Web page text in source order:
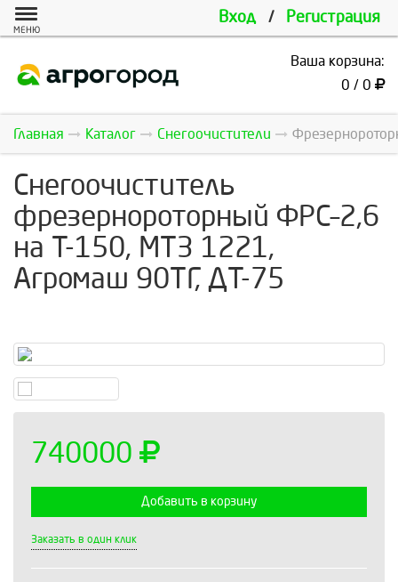
Вход / Регистрация
МЕНЮ
Ваша корзина:
0 / 0
Главная Каталог Снегоочистители
Снегоочиститель
фрезернороторный ФРС–2,6
на Т-150, МТЗ 1221,
Агромаш 90ТГ, ДТ-75
740000
Добавить в корзину
Заказать в один клик